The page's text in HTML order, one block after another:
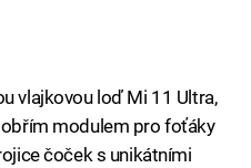
vlajkovou loď Mi 11 Ultra,
modulem pro foťáky
čoček s unikátními